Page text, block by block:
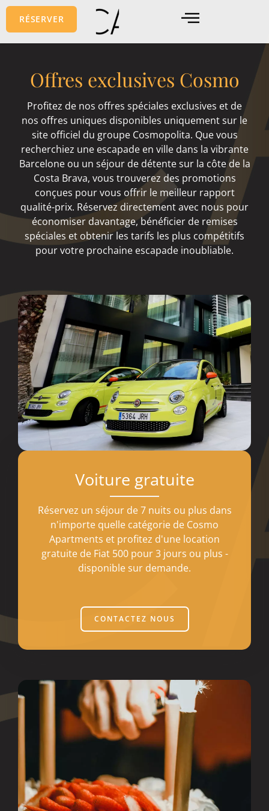
Aller
contenu
RÉSERVER
Offres exclusives Cosmo
Profitez de nos offres spéciales exclusives et de
nos offres uniques disponibles uniquement sur le
site officiel du groupe Cosmopolita. Que vous
recherchiez une escapade en ville dans la vibrante
Barcelone ou un séjour de détente sur la côte de la
Costa Brava, vous trouverez des promotions
conçues pour vous offrir le meilleur rapport
qualité-prix. Réservez directement avec nous pour
économiser davantage, bénéficier de remises
spéciales et obtenir les tarifs les plus compétitifs
pour votre prochaine escapade inoubliable.
Voiture gratuite
Réservez un séjour de 7 nuits ou plus dans
n'importe quelle catégorie de Cosmo
Apartments et profitez d'une location
gratuite de Fiat 500 pour 3 jours ou plus -
disponible sur demande.
CONTACTEZ NOUS